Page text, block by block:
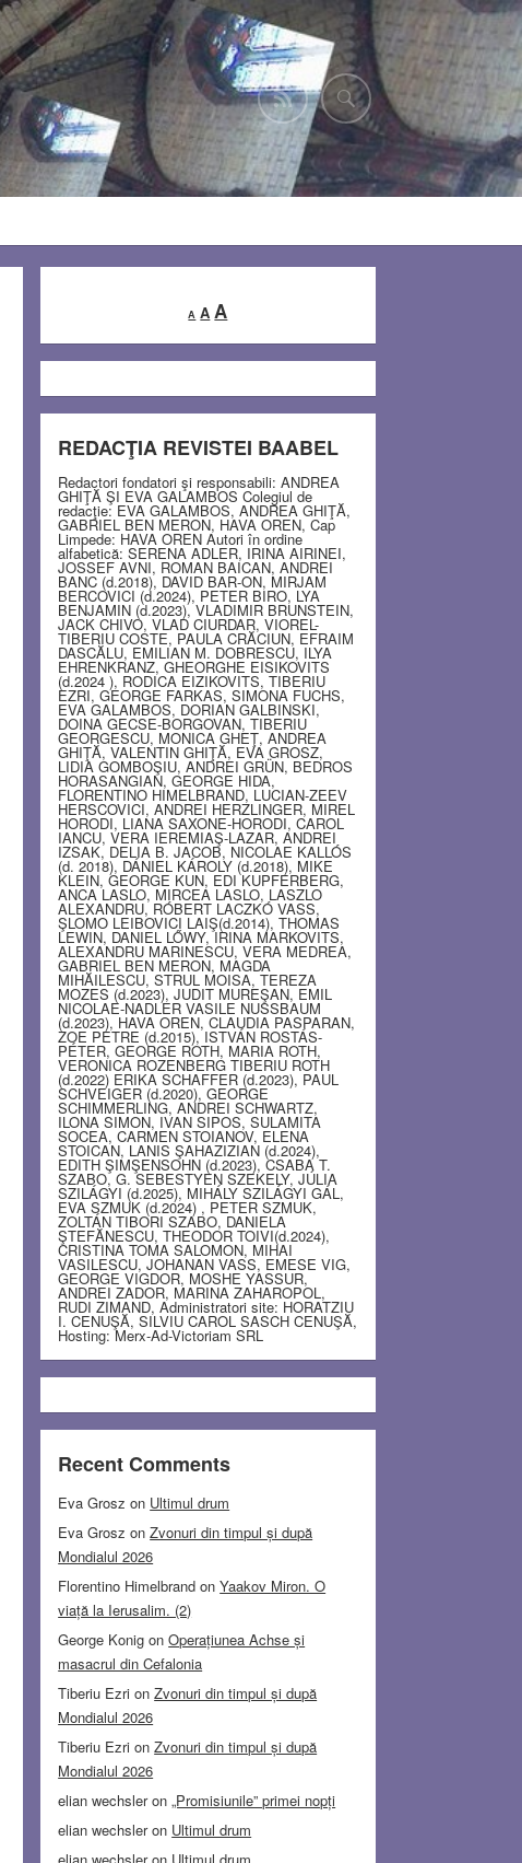
A
Decrease
font
A Reset
AIncrease
font
REDACŢIA REVISTEI BAABEL
Redactori fondatori şi responsabili: ANDREA
GHIŢĂ ŞI EVA GALAMBOS Colegiul de
redacţie: EVA GALAMBOS, ANDREA GHIŢĂ,
GABRIEL BEN MERON, HAVA OREN, Cap
Limpede: HAVA OREN Autori în ordine
alfabetică: SERENA ADLER, IRINA AIRINEI,
JOSSEF AVNI, ROMAN BAICAN, ANDREI
BANC (d.2018), DAVID BAR-ON, MIRJAM
BERCOVICI (d.2024), PETER BIRO, LYA
BENJAMIN (d.2023), VLADIMIR BRUNSTEIN,
JACK CHIVO, VLAD CIURDAR, VIOREL-
TIBERIU COSTE, PAULA CRĂCIUN, EFRAIM
DASCĂLU, EMILIAN M. DOBRESCU, ILYA
EHRENKRANZ, GHEORGHE EISIKOVITS
(d.2024 ), RODICA EIZIKOVITS, TIBERIU
EZRI, GEORGE FARKAS, SIMONA FUCHS,
EVA GALAMBOS, DORIAN GALBINSKI,
DOINA GECSE-BORGOVAN, TIBERIU
GEORGESCU, MONICA GHEŢ, ANDREA
GHIŢĂ, VALENTIN GHIŢĂ, EVA GROSZ,
LIDIA GOMBOŞIU, ANDREI GRÜN, BEDROS
HORASANGIAN, GEORGE HIDA,
FLORENTINO HIMELBRAND, LUCIAN-ZEEV
HERSCOVICI, ANDREI HERZLINGER, MIREL
HORODI, LIANA SAXONE-HORODI, CAROL
IANCU, VERA IEREMIAŞ-LAZAR, ANDREI
IZSAK, DELIA B. JACOB, NICOLAE KALLÓS
(d. 2018), DÁNIEL KÁROLY (d.2018), MIKE
KLEIN, GEORGE KUN, EDI KUPFERBERG,
ANCA LASLO, MIRCEA LASLO, LASZLO
ALEXANDRU, RÓBERT LACZKÓ VASS,
ŞLOMO LEIBOVICI LAIŞ(d.2014), THOMAS
LEWIN, DANIEL LŐWY, IRINA MARKOVITS,
ALEXANDRU MARINESCU, VERA MEDREA,
GABRIEL BEN MERON, MAGDA
MIHĂILESCU, STRUL MOISA, TEREZA
MOZES (d.2023), JUDIT MUREŞAN, EMIL
NICOLAE-NADLER VASILE NUSSBAUM
(d.2023), HAVA OREN, CLAUDIA PASPARAN,
ZOE PETRE (d.2015), ISTVÁN ROSTÁS-
PÉTER, GEORGE ROTH, MARIA ROTH,
VERONICA ROZENBERG TIBERIU ROTH
(d.2022) ERIKA SCHAFFER (d.2023), PAUL
SCHVEIGER (d.2020), GEORGE
SCHIMMERLING, ANDREI SCHWARTZ,
ILONA SIMON, IVAN SIPOS, SULAMITA
SOCEA, CARMEN STOIANOV, ELENA
STOICAN, LANIS ŞAHAZIZIAN (d.2024),
EDITH ŞIMŞENSOHN (d.2023), CSABA T.
SZABO, G. SEBESTYEN SZEKELY, JÚLIA
SZILÁGYI (d.2025), MIHÁLY SZILÁGYI GÁL,
EVA SZMUK (d.2024) , PETER SZMUK,
ZOLTÁN TIBORI SZABO, DANIELA
ŞTEFĂNESCU, THEODOR TOIVI(d.2024),
CRISTINA TOMA SALOMON, MIHAI
VASILESCU, JOHANAN VASS, EMESE VIG,
GEORGE VIGDOR, MOSHE YASSUR,
ANDREI ZADOR, MARINA ZAHAROPOL,
RUDI ZIMAND, Administratori site: HORATZIU
I. CENUŞĂ, SILVIU CAROL SASCH CENUŞĂ,
Hosting: Merx-Ad-Victoriam SRL
Recent Comments
Eva Grosz on Ultimul drum
Eva Grosz onZvonuri din timpul și după
Mondialul 2026
Florentino Himelbrand onYaakov Miron. O
viață la Ierusalim. (2)
George Konig onOperațiunea Achse și
masacrul din Cefalonia
Tiberiu Ezri onZvonuri din timpul și după
Mondialul 2026
Tiberiu Ezri onZvonuri din timpul și după
Mondialul 2026
elian wechsleron„Promisiunile” primei nopți
elian wechsleron Ultimul drum